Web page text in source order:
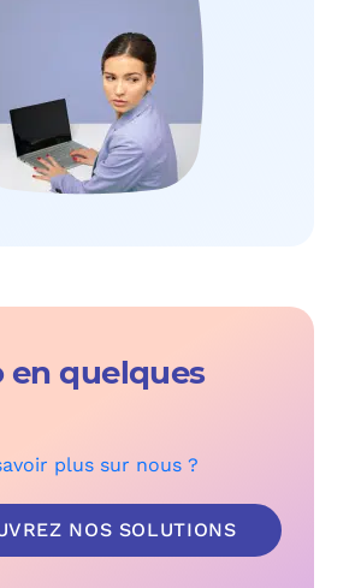
en quelques
plus sur nous ?
NOS SOLUTIONS